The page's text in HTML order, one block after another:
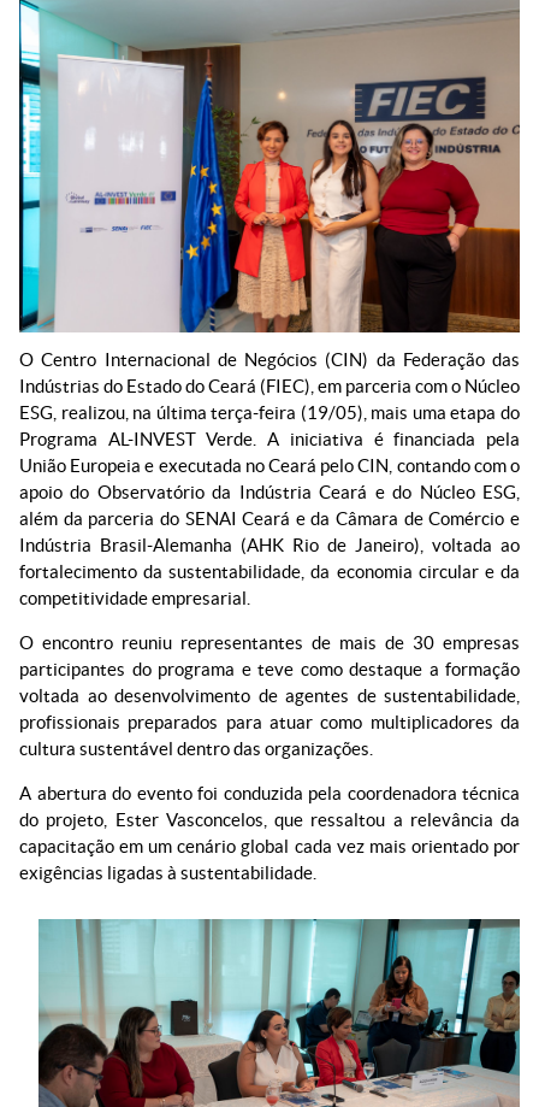
O Centro Internacional de Negócios (CIN) da Federação das
Indústrias do Estado do Ceará (FIEC), em parceria com o Núcleo
ESG, realizou, na última terça-feira (19/05), mais uma etapa do
Programa AL-INVEST Verde. A iniciativa é financiada pela
União Europeia e executada no Ceará pelo CIN, contando com o
apoio do Observatório da Indústria Ceará e do Núcleo ESG,
além da parceria do SENAI Ceará e da Câmara de Comércio e
Indústria Brasil-Alemanha (AHK Rio de Janeiro), voltada ao
fortalecimento da sustentabilidade, da economia circular e da
competitividade empresarial.
O encontro reuniu representantes de mais de 30 empresas
participantes do programa e teve como destaque a formação
voltada ao desenvolvimento de agentes de sustentabilidade,
profissionais preparados para atuar como multiplicadores da
cultura sustentável dentro das organizações.
A abertura do evento foi conduzida pela coordenadora técnica
do projeto, Ester Vasconcelos, que ressaltou a relevância da
capacitação em um cenário global cada vez mais orientado por
exigências ligadas à sustentabilidade.